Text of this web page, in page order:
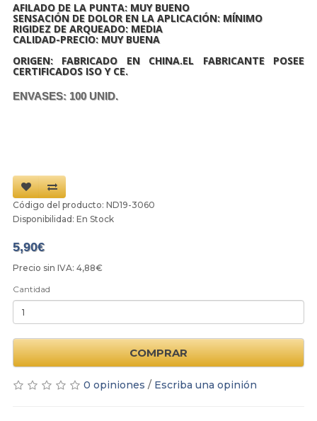
AFILADO DE LA PUNTA: MUY BUENO
SENSACIÓN DE DOLOR EN LA APLICACIÓN: MÍNIMO
RIGIDEZ DE ARQUEADO: MEDIA
CALIDAD-PRECIO: MUY BUENA
ORIGEN: FABRICADO EN CHINA.EL FABRICANTE POSEE
CERTIFICADOS ISO Y CE.
ENVASES: 100 UNID.
Código del producto: ND19-3060
Disponibilidad: En Stock
5,90€
Precio sin IVA: 4,88€
Cantidad
COMPRAR
0 opiniones / Escriba una opinión